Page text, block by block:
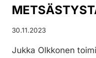
30.11.2023
Jukka Olkkonen